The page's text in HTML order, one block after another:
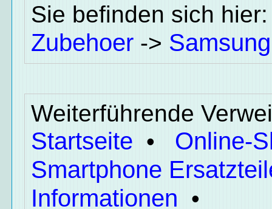
Sie befinden sich
Zubehoer -> Samsung
Weiterführende
Startseite • Online-
Smartphone
Informationen •